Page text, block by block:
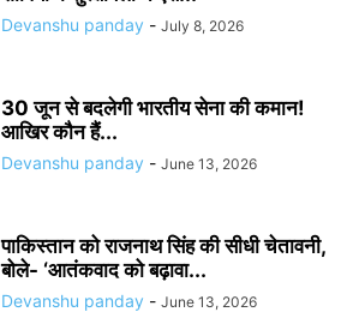
Devanshu panday - July 8, 2026
30 जून से बदलेगी भारतीय सेना की कमान!
आखिर कौन हैं...
Devanshu panday - June 13, 2026
पाकिस्तान को राजनाथ सिंह की सीधी चेतावनी,
बोले- ‘आतंकवाद को बढ़ावा...
Devanshu panday - June 13, 2026